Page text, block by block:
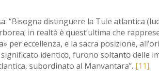
“Bisogna distinguere la Tule atlantica
in realtà è quest’ultima che
per eccellenza, e la sacra posizione,
identico, furono soltanto delle
subordinato al Manvantara”. [11]